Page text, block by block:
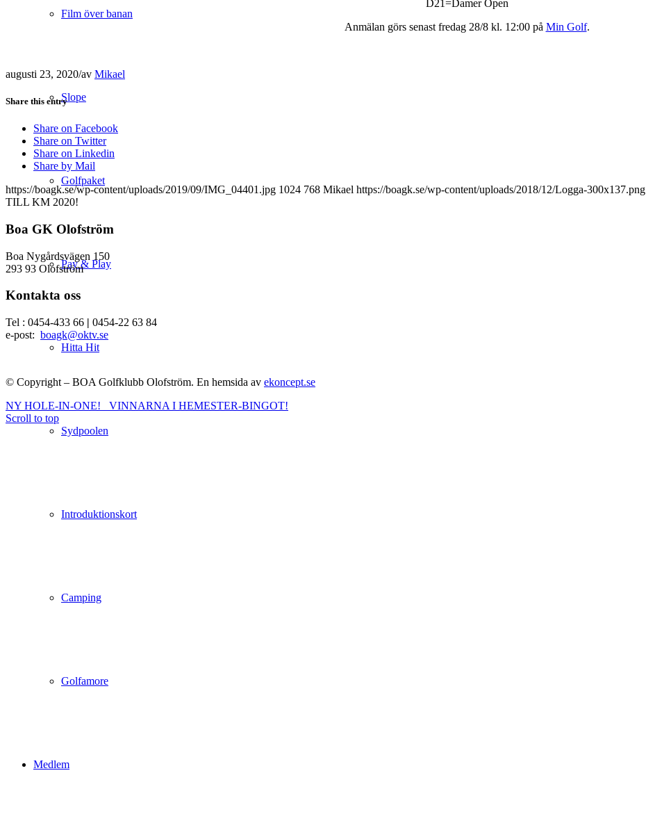
Film över banan
Slope
Golfpaket
Pay & Play
Hitta Hit
Sydpoolen
Introduktionskort
Camping
Golfamore
Medlem
D21=Damer Open
Anmälan görs senast fredag 28/8 kl. 12:00 på Min Golf.
augusti 23, 2020/av Mikael
Share this entry
Share on Facebook
Share on Twitter
Share on Linkedin
Share by Mail
https://boagk.se/wp-content/uploads/2019/09/IMG_04401.jpg 1024 768 Mikael https://boagk.se/wp-content/uploads/2018/12/Logga-300x137.png
TILL KM 2020!
Boa GK Olofström
Boa Nygårdsvägen 150
293 93 Olofström
Kontakta oss
Tel : 0454-433 66 | 0454-22 63 84
e-post: boagk@oktv.se
© Copyright – BOA Golfklubb Olofström. En hemsida av ekoncept.se
NY HOLE-IN-ONE!
VINNARNA I HEMESTER-BINGOT!
Scroll to top